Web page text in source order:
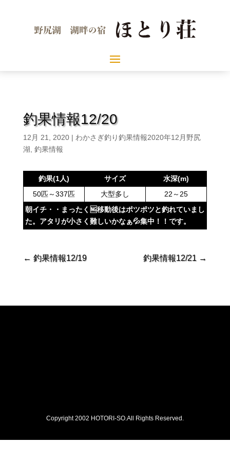
釣果情報12/20
12月 21, 2020| わかさぎ釣り釣果情報2020年12月野尻
湖 釣果情報
釣果(1人) サイズ
水深(m)
50匹～337匹
大型多し
22～25
朝イチ・・まったく🆖移動後はポツポツと釣れていまし
た。アタリが小さく難しいかなぁ💦集中！！です。
← 釣果情報12/19 釣果情報12/21 →
Copyright 2002 HOTORI-SO.All Rights Reserved.